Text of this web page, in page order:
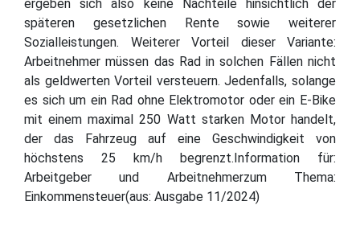
ergeben sich also keine Nachteile hinsichtlich der
späteren gesetzlichen Rente sowie weiterer
Sozialleistungen. Weiterer Vorteil dieser Variante:
Arbeitnehmer müssen das Rad in solchen Fällen nicht
als geldwerten Vorteil versteuern. Jedenfalls, solange
es sich um ein Rad ohne Elektromotor oder ein E-Bike
mit einem maximal 250 Watt starken Motor handelt,
der das Fahrzeug auf eine Geschwindigkeit von
höchstens 25 km/h begrenzt.Information für:
Arbeitgeber und Arbeitnehmerzum Thema:
Einkommensteuer(aus: Ausgabe 11/2024)